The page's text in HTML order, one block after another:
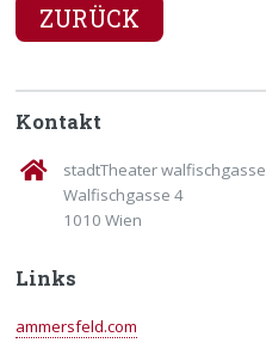
ZURÜCK
Kontakt
stadtTheater walfischgasse
Walfischgasse 4
1010 Wien
Links
ammersfeld.com